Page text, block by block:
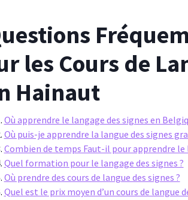
les Cours de
Hainaut
Où apprendre le langage des signes en
Où puis-je apprendre la langue des signes
Combien de temps Faut-il pour apprendre le
Quel formation pour le langage des signes ?
Où prendre des cours de langue des signes ?
Quel est le prix moyen d’un cours de langue